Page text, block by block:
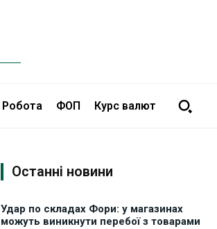
Робота ФОП Курс валют
Останні новини
Удар по складах Фори: у магазинах
можуть виникнути перебої з товарами